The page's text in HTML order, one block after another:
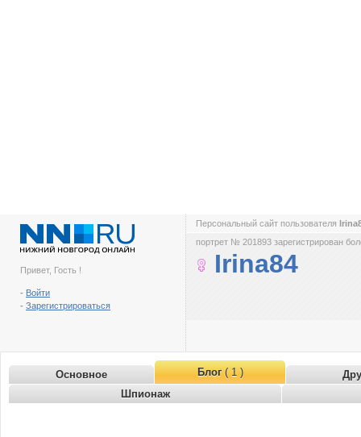
Привет, Гость !
- Войти
- Зарегистрироваться
Персональный сайт пользователя
портрет № 201893 зарегистрирован
Irina84
Основное Блог( 1 )
Шпионаж